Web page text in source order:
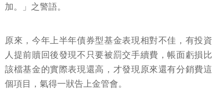
加。」之警語。
原來，今年上半年債券型基金表現相對不佳，有投資
人提前贖回後發現不只要被罰交手續費，帳面虧損比
該檔基金的實際表現還高，才發現原來還有分銷費這
個項目，氣得一狀告上金管會。